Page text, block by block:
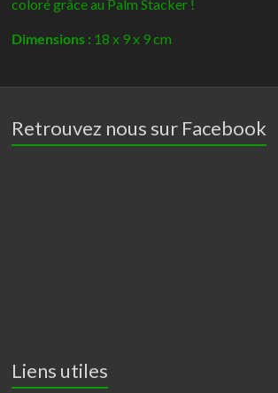
coloré grâce au Palm Stacker !
Dimensions : 18 x 9 x 9 cm
Retrouvez nous sur Facebook
Liens utiles